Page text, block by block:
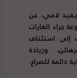
لامي، عن
جراء الغارات
إلى استئناف
وزيادة
دائمة للصراع.